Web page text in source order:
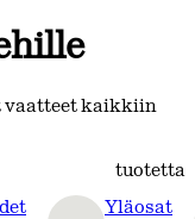
vaatteet kaikkiin
tuotetta
Yläosat